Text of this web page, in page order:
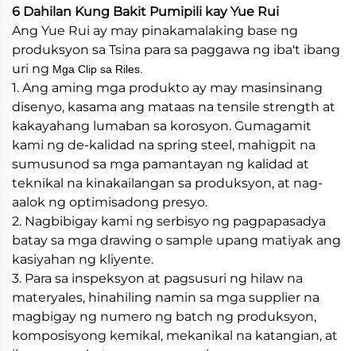
6 Dahilan Kung Bakit Pumipili kay Yue Rui
Ang Yue Rui ay may pinakamalaking base ng
produksyon sa Tsina para sa paggawa ng iba't ibang
uri ng Mga Clip sa Riles.
1. Ang aming mga produkto ay may masinsinang
disenyo, kasama ang mataas na tensile strength at
kakayahang lumaban sa korosyon. Gumagamit
kami ng de-kalidad na spring steel, mahigpit na
sumusunod sa mga pamantayan ng kalidad at
teknikal na kinakailangan sa produksyon, at nag-
aalok ng optimisadong presyo.
2. Nagbibigay kami ng serbisyo ng pagpapasadya
batay sa mga drawing o sample upang matiyak ang
kasiyahan ng kliyente.
3. Para sa inspeksyon at pagsusuri ng hilaw na
materyales, hinahiling namin sa mga supplier na
magbigay ng numero ng batch ng produksyon,
komposisyong kemikal, mekanikal na katangian, at